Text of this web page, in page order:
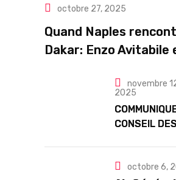
ART& CULTURE
DIASPORA ,
octobre 27, 2025
Quand Naples
Dakar: Enzo Avitabile
novembre
2025
CONSEIL DES
NOVEMBRE
octobre 6,